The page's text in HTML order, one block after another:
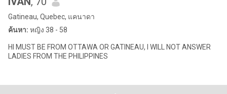
Gatineau, Quebec, แคนาดา
ค้นหา: หญิง 38 - 58
HI MUST BE FROM OTTAWA OR GATINEAU, I WILL NOT ANSWER
LADIES FROM THE PHILIPPINES